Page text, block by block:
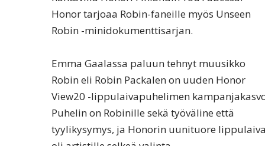
Honor tarjoaa Robin-faneille myös Unseen
Robin -minidokumenttisarjan.
Emma Gaalassa paluun tehnyt muusikko
Robin eli Robin Packalen on uuden Honor
View20 -lippulaivapuhelimen
Puhelin on Robinille sekä työväline että
tyylikysymys, ja Honorin uunituore lippulaiva